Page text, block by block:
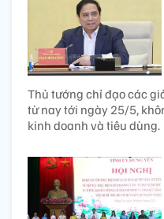
Thủ tướng chỉ đạo các
từ nay tới ngày 25/5,
kinh doanh và tiêu dùng.